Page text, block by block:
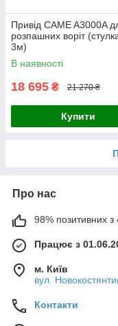
Привід CAME A3000A
розпашних воріт
3м)
В наявності
18 695 ₴ 21 270 ₴
Купити
Про нас
98% позитивних з
Працює з
м. Київ
вул.
Контакти